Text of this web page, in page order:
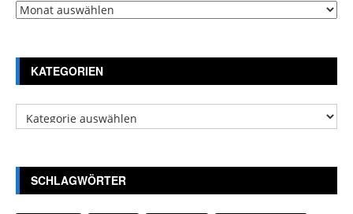
Archiv
KATEGORIEN
Kategorien
SCHLAGWÖRTER